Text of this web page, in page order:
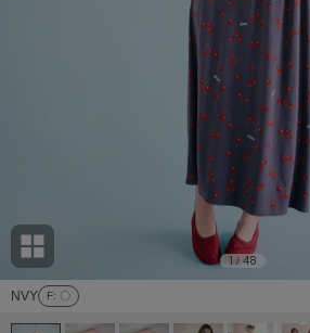
ョン雑貨 (865)
/ランジェリー (127)
アディダス バイ ステラマッカートニー
Ame no chi Hare
アメノチハレ
AMOMMA
アモマ
NVY F: 〇
1 / 48